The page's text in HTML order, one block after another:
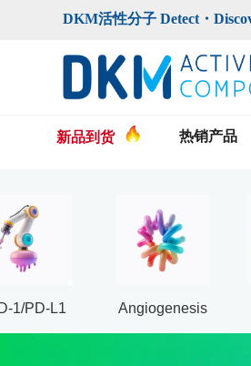
DKM活性分子 Detect・
新品到货 热销产品
1/PD-L1 Angiogenesis